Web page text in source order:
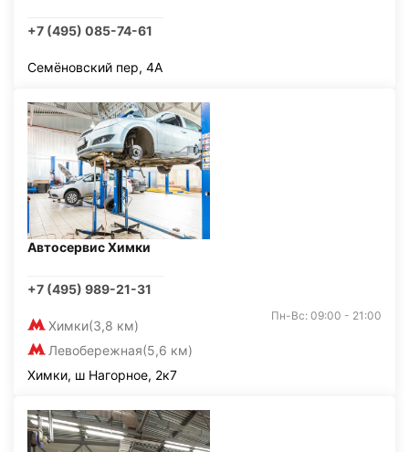
+7 (495) 085-74-61
Семёновский пер, 4А
Автосервис Химки
+7 (495) 989-21-31
Химки(3,8 км)
Левобережная(5,6 км)
Пн-Вс: 09:00 - 21:00
Химки, ш Нагорное, 2к7